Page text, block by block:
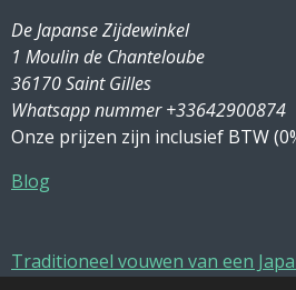
De Japanse Zijdewinkel
1 Moulin de Chanteloube
36170 Saint Gilles
Whatsapp nummer +33642900874
Onze prijzen zijn inclusief BTW
Blog
Traditioneel vouwen van een